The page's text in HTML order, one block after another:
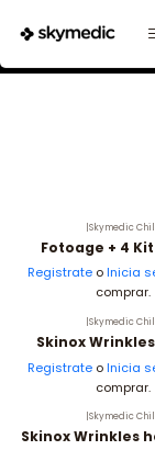
|Skymedic
Fotoage + 4
Registrate o Inicia
comprar.
|Skymedic
Skinox
Registrate o Inicia
comprar.
Skymedic
Skinox Wrinkles